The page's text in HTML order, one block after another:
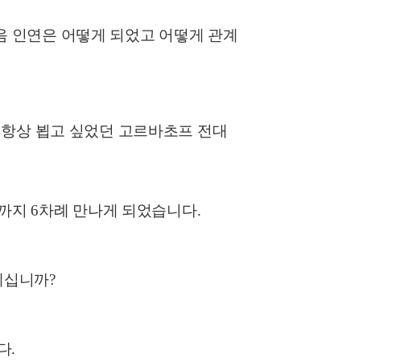
인연은 어떻게 되었고 어떻게 관계
상 뵙고 싶었던 고르바초프 전대
지 6차례 만나게 되었습니다.
니까?
.